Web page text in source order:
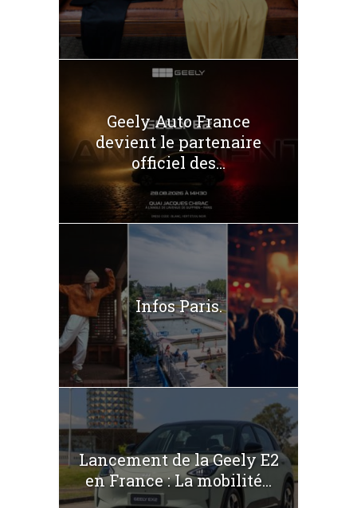
Geely Auto France
devient le partenaire
officiel des...
Infos Paris.
Lancement de la Geely E2
en France : La mobilité...